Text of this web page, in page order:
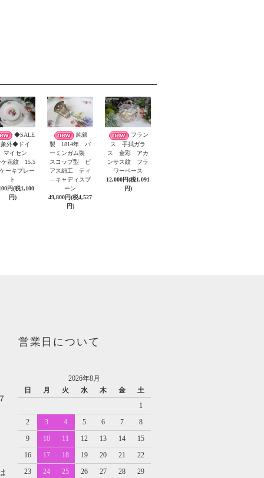
◆SALE
外◆ドイ
マイセン
ケ花紋 15.5
ーキプレー
ト
円(税1,100
円)
純銀
製 1814年 バ
ーミンガム製
スコップ型 ピ
アス細工 ティ
―キャディスプ
ーン
49,800円(税4,527
円)
フラン
ス 手拭ガラ
ス 金彩 アカ
ンサス紋 フラ
ワーベース
12,000円(税1,091
円)
営業日について
2026年8月
日
月 火 水 木 金
土
1
2
3 4 5 6 7
8
9
10 11 12 13 14
15
16
17 18 19 20 21
22
23
24 25 26 27 28
29